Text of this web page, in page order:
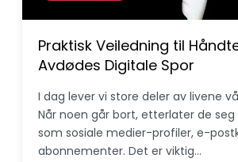
Praktisk Veiledning til
Avdødes Digitale Spor
I dag lever vi store deler av livene
Når noen går bort, etterlater de seg
som sosiale medier-profiler, e-
abonnementer. Det er viktig…